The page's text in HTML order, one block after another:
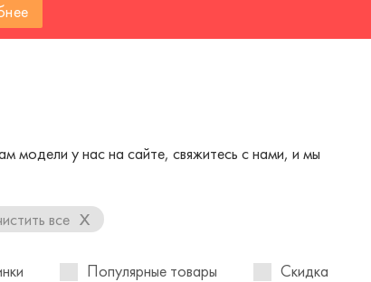
модели у нас на сайте, свяжитесь с нами, и мы
все x
Популярные товары Скидка